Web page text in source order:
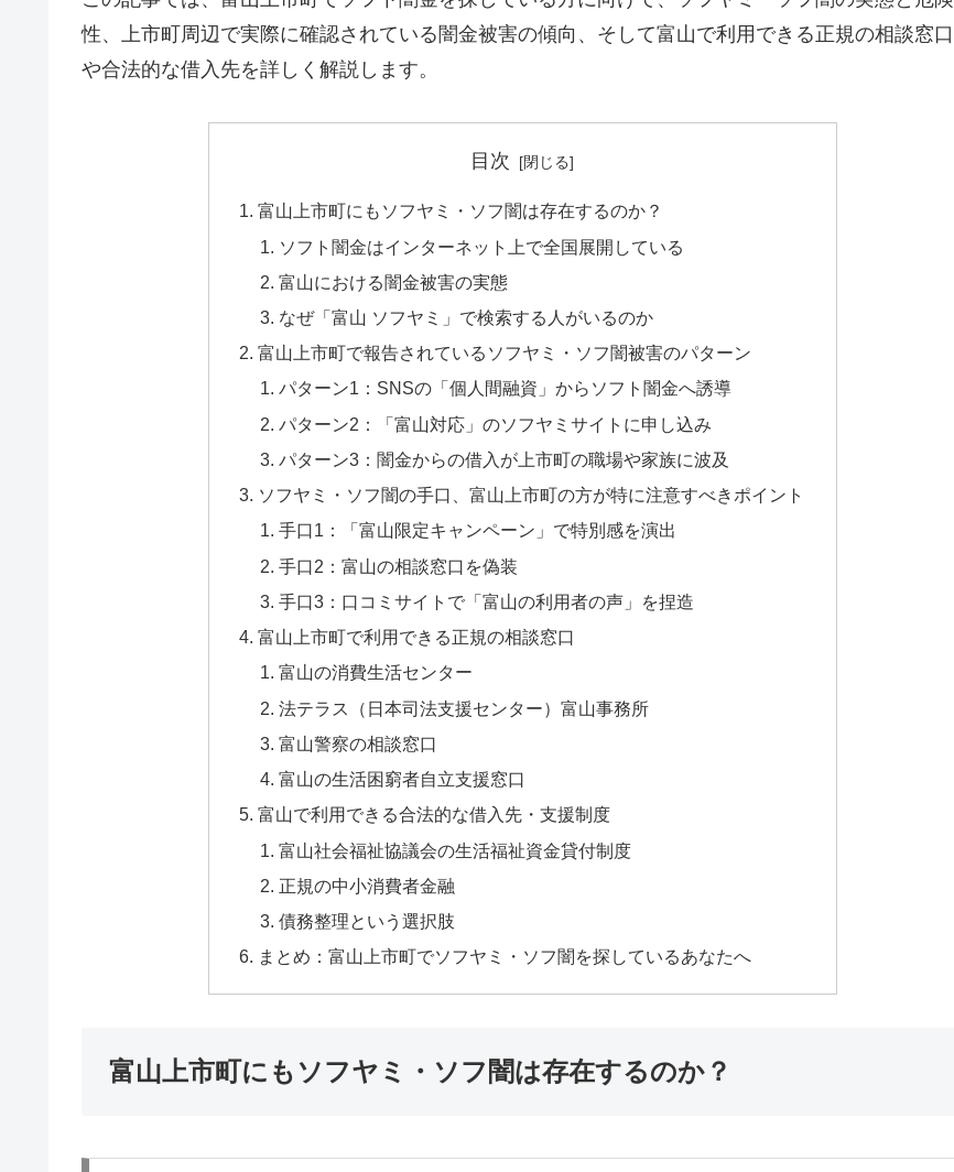
性、上市町周辺で実際に確認されている闇金被害の傾向、そして富山で利用できる正規の相談窓口
や合法的な借入先を詳しく解説します。
目次
富山上市町にもソフヤミ・ソフ闇は存在するのか？
ソフト闇金はインターネット上で全国展開している
富山における闇金被害の実態
なぜ「富山 ソフヤミ」で検索する人がいるのか
富山上市町で報告されているソフヤミ・ソフ闇被害のパターン
パターン1：SNSの「個人間融資」からソフト闇金へ誘導
パターン2：「富山対応」のソフヤミサイトに申し込み
パターン3：闇金からの借入が上市町の職場や家族に波及
ソフヤミ・ソフ闇の手口、富山上市町の方が特に注意すべきポイント
手口1：「富山限定キャンペーン」で特別感を演出
手口2：富山の相談窓口を偽装
手口3：口コミサイトで「富山の利用者の声」を捏造
富山上市町で利用できる正規の相談窓口
富山の消費生活センター
法テラス（日本司法支援センター）富山事務所
富山警察の相談窓口
富山の生活困窮者自立支援窓口
富山で利用できる合法的な借入先・支援制度
富山社会福祉協議会の生活福祉資金貸付制度
正規の中小消費者金融
債務整理という選択肢
まとめ：富山上市町でソフヤミ・ソフ闇を探しているあなたへ
富山上市町にもソフヤミ・ソフ闇は存在するのか？